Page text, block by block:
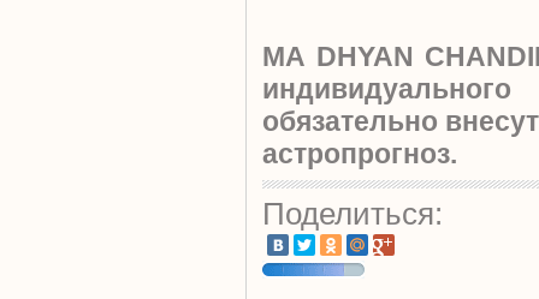
MA DHYAN
обязательно
астропрогноз.
Поделиться: